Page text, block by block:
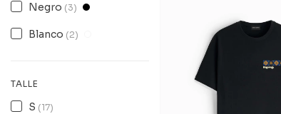
Negro (3)
Blanco (2)
TALLE
S (17)